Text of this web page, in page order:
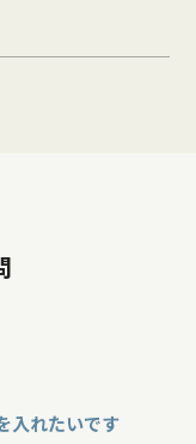
入れたいです